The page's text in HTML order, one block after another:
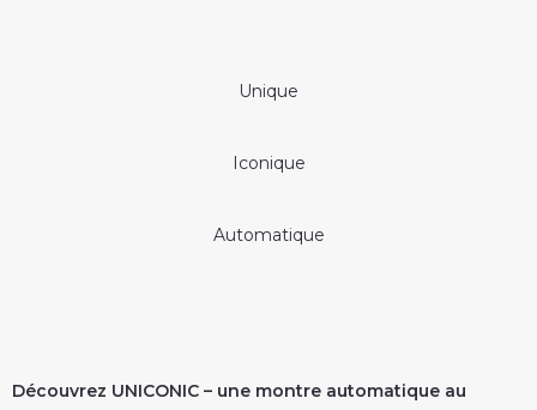
Unique
Iconique
Automatique
Découvrez UNICONIC – une montre automatique au